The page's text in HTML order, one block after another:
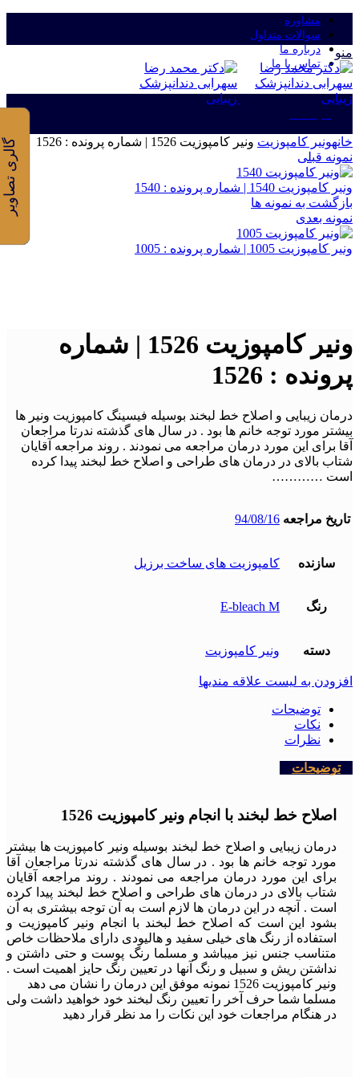
مشاوره
سوالات متداول
درباره ما
تماس با ما
منو
خانهونیر کامپوزیت ونیر کامپوزیت 1526 | شماره پرونده : 1526
نمونه قبلی
ونیر کامپوزیت 1540 | شماره پرونده : 1540
بازگشت به نمونه ها
نمونه بعدی
ونیر کامپوزیت 1005 | شماره پرونده : 1005
ونیر کامپوزیت 1526 | شماره
پرونده : 1526
درمان زیبایی و اصلاح خط لبخند بوسیله فیسینگ کامپوزیت ونیر ها
بیشتر مورد توجه خانم ها بود . در سال های گذشته ندرتا مراجعان
آقا برای این مورد درمان مراجعه می نمودند . روند مراجعه آقایان
شتاب بالای در درمان های طراحی و اصلاح خط لبخند پیدا کرده
است …………
تاریخ مراجعه 94/08/16
سازنده کامپوزیت های ساخت برزیل
رنگ E-bleach M
دسته ونیر کامپوزیت
افزودن به لیست علاقه مندیها
توضیحات
نکات
نظرات
توضیحات
اصلاح خط لبخند با انجام ونیر کامپوزیت 1526
درمان زیبایی و اصلاح خط لبخند بوسیله ونیر کامپوزیت ها بیشتر
مورد توجه خانم ها بود . در سال های گذشته ندرتا مراجعان آقا
برای این مورد درمان مراجعه می نمودند . روند مراجعه آقایان
شتاب بالای در درمان های طراحی و اصلاح خط لبخند پیدا کرده
است . آنچه در این درمان ها لازم است به آن توجه بیشتری به آن
بشود این است که اصلاح خط لبخند با انجام ونیر کامپوزیت و
استفاده از رنگ های خیلی سفید و هالیودی دارای ملاحظات خاص
متناسب جنس نیز میباشد و مسلما رنگ پوست و حتی داشتن و
نداشتن ریش و سبیل و رنگ آنها در تعیین رنگ حایز اهمیت است .
ونیر کامپوزیت 1526 نمونه موفق این درمان را نشان می دهد
مسلما شما حرف آخر را تعیین رنگ لبخند خود خواهید داشت ولی
در هنگام مراجعات خود این نکات را مد نظر قرار دهید
گالری تصاویر